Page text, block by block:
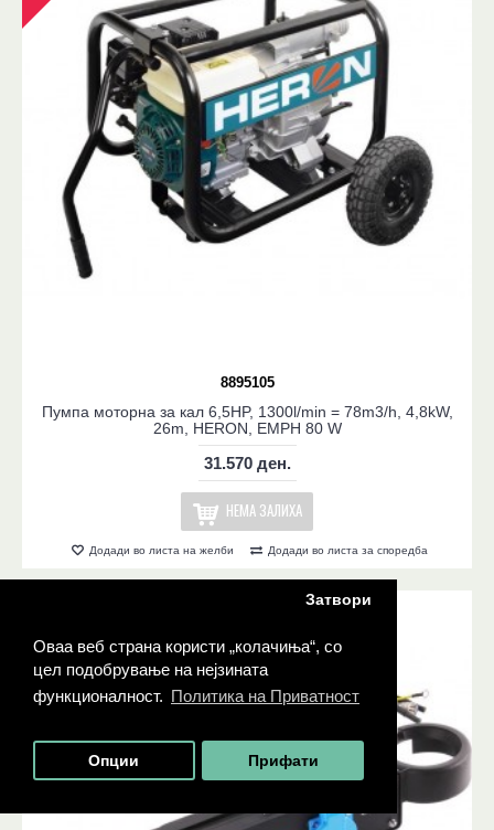
Оваа веб страна користи „колачиња“, со
цел подобрување на нејзината
функционалност. Политика на Приватност
Затвори
Опции Прифати
8895105
Пумпа моторна за кал 6,5HP, 1300l/min = 78m3/h, 4,8kW,
26m, HERON, EMPH 80 W
31.570 ден.
НЕМА ЗАЛИХА
Додади во листа на желби Додади во листа за споредба
НЕМА ЗАЛИХА